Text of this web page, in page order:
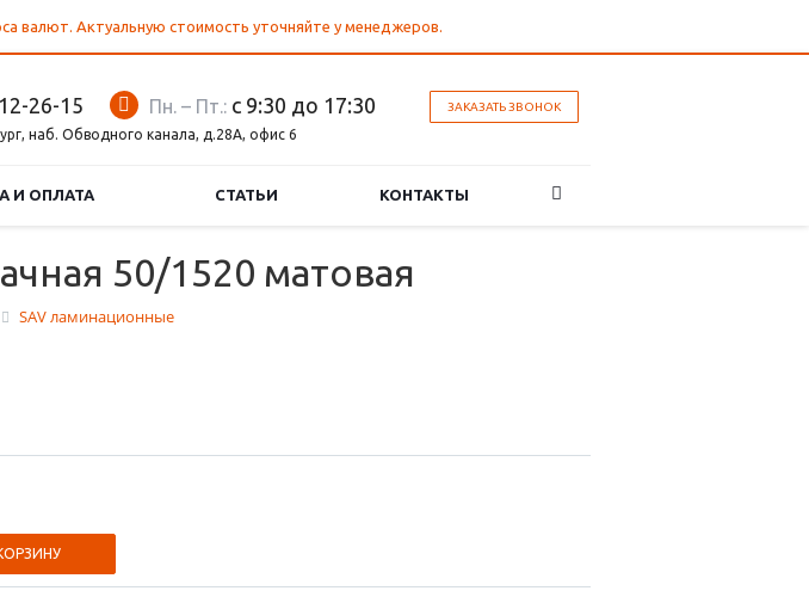
валют. Актуальную стоимость уточняйте у менеджеров.
ЗАКАЗАТЬ ЗВОНОК
Пн. – Пт.: с 9:30 до 17:30
26-15
наб. Обводного канала, д.28А, офис 6
И ОПЛАТА СТАТЬИ КОНТАКТЫ
50/1520 матовая
SAV ламинационные